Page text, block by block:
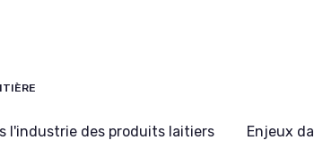
l'industrie des produits laitiers Enjeux